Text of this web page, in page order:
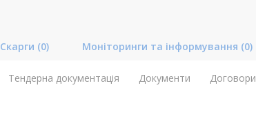
Скарги (0) Моніторинги та інформування (0)
Тендерна документація Документи Договори